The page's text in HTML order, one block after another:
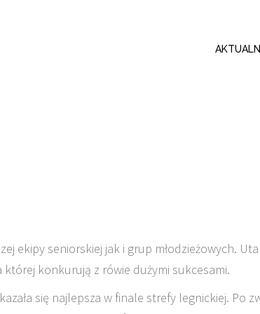
ekipy seniorskiej jak i grup młodzieżowych.
konkurują z rówie dużymi sukcesami.
się najlepsza w finale strefy legnickiej. Po